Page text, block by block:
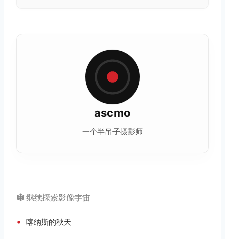
ascmo
一个半吊子摄影师
🕸️ 继续探索影像宇宙
• 喀纳斯的秋天